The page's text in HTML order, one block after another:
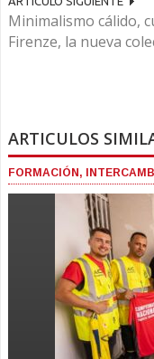
Minimalismo cálido,
Firenze, la nueva
ARTICULOS
FORMACIÓN,